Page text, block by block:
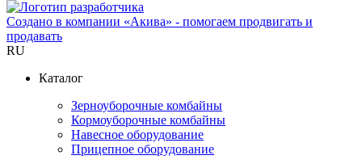
Создано в компании «Акива» - помогаем продвигать и
продавать
RU
Каталог
Зерноуборочные комбайны
Кормоуборочные комбайны
Навесное оборудование
Прицепное оборудование